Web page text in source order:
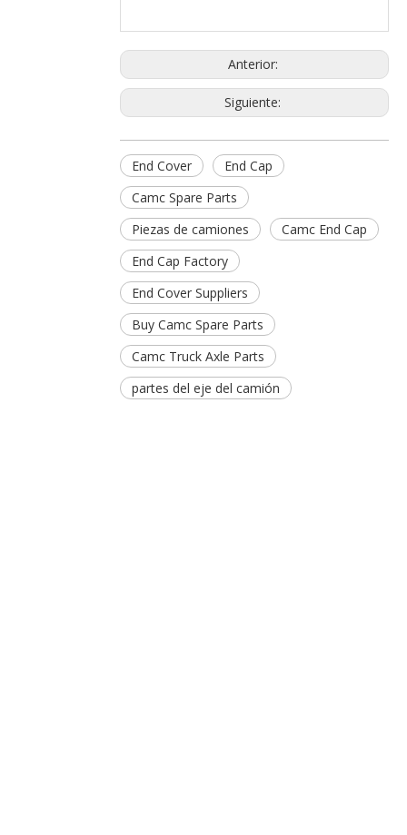
Anterior:
Siguiente:
End Cover
End Cap
Camc Spare Parts
Piezas de camiones
Camc End Cap
End Cap Factory
End Cover Suppliers
Buy Camc Spare Parts
Camc Truck Axle Parts
partes del eje del camión